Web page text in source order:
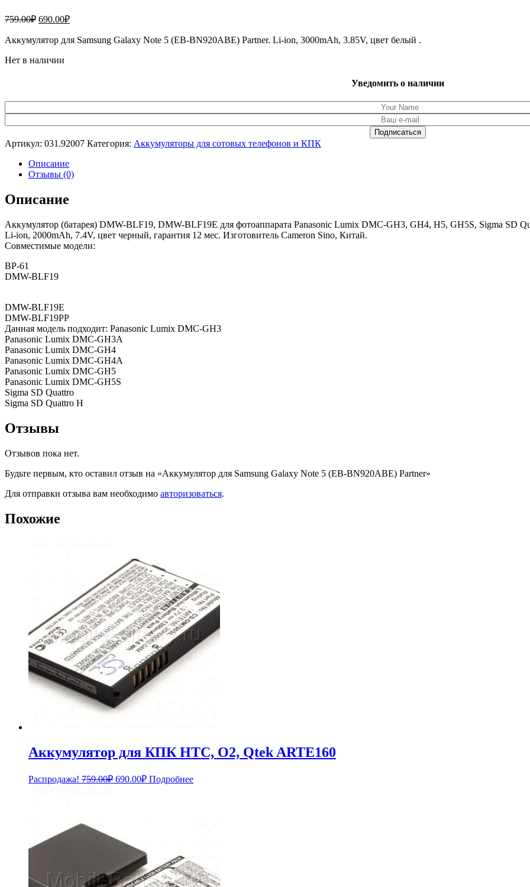
759.00₽ Первоначальная
составляла
690.00₽Текущая
690.00₽.
Аккумулятор для Samsung Galaxy Note 5 (EB-BN920ABE) Partner. Li-ion, 3000mAh, 3.85V, цвет белый .
Нет в наличии
Уведомить о наличии
Артикул: 031.92007 Категория: Аккумуляторы для сотовых телефонов и КПК
Описание
Отзывы (0)
Описание
Аккумулятор (батарея) DMW-BLF19, DMW-BLF19E для фотоаппарата Panasonic Lumix DMC-GH3, GH4, H5, GH5S, Sigma SD
Li-ion, 2000mAh, 7.4V, цвет черный, гарантия 12 мес. Изготовитель Cameron Sino, Китай.
Совместимые модели:
BP-61
DMW-BLF19
DMW-BLF19E
DMW-BLF19PP
Данная модель подходит: Panasonic Lumix DMC-GH3
Panasonic Lumix DMC-GH3A
Panasonic Lumix DMC-GH4
Panasonic Lumix DMC-GH4A
Panasonic Lumix DMC-GH5
Panasonic Lumix DMC-GH5S
Sigma SD Quattro
Sigma SD Quattro H
Отзывы
Отзывов пока нет.
Будьте первым, кто оставил отзыв на «Аккумулятор для Samsung Galaxy Note 5 (EB-BN920ABE) Partner»
Для отправки отзыва вам необходимо авторизоваться.
Похожие
Аккумулятор для КПК HTC, O2, Qtek ARTE160
Распродажа! 759.00₽ Первоначальная
690.00₽Текущая
цена:
Подробнее